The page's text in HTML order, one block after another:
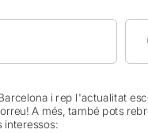
i rep l'actualitat
A més, també pots
interessos: